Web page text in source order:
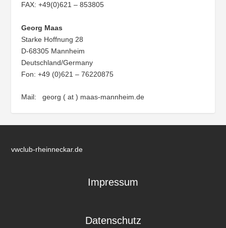
FAX: +49(0)621 – 853805
Georg Maas
Starke Hoffnung 28
D-68305 Mannheim
Deutschland/Germany
Fon: +49 (0)621 – 76220875
Mail: georg ( at ) maas-mannheim.de
vwclub-rheinneckar.de
Impressum
Datenschutz